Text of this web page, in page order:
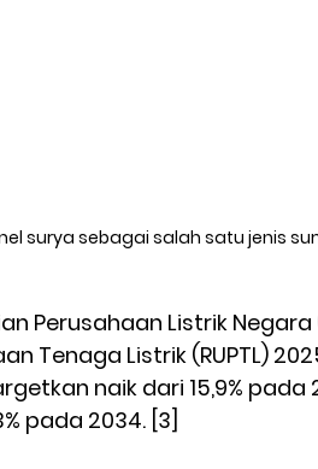
surya sebagai salah satu jenis
Perusahaan Listrik
Tenaga Listrik (RUPTL)
naik dari 15,9% pada
pada 2034. [3]